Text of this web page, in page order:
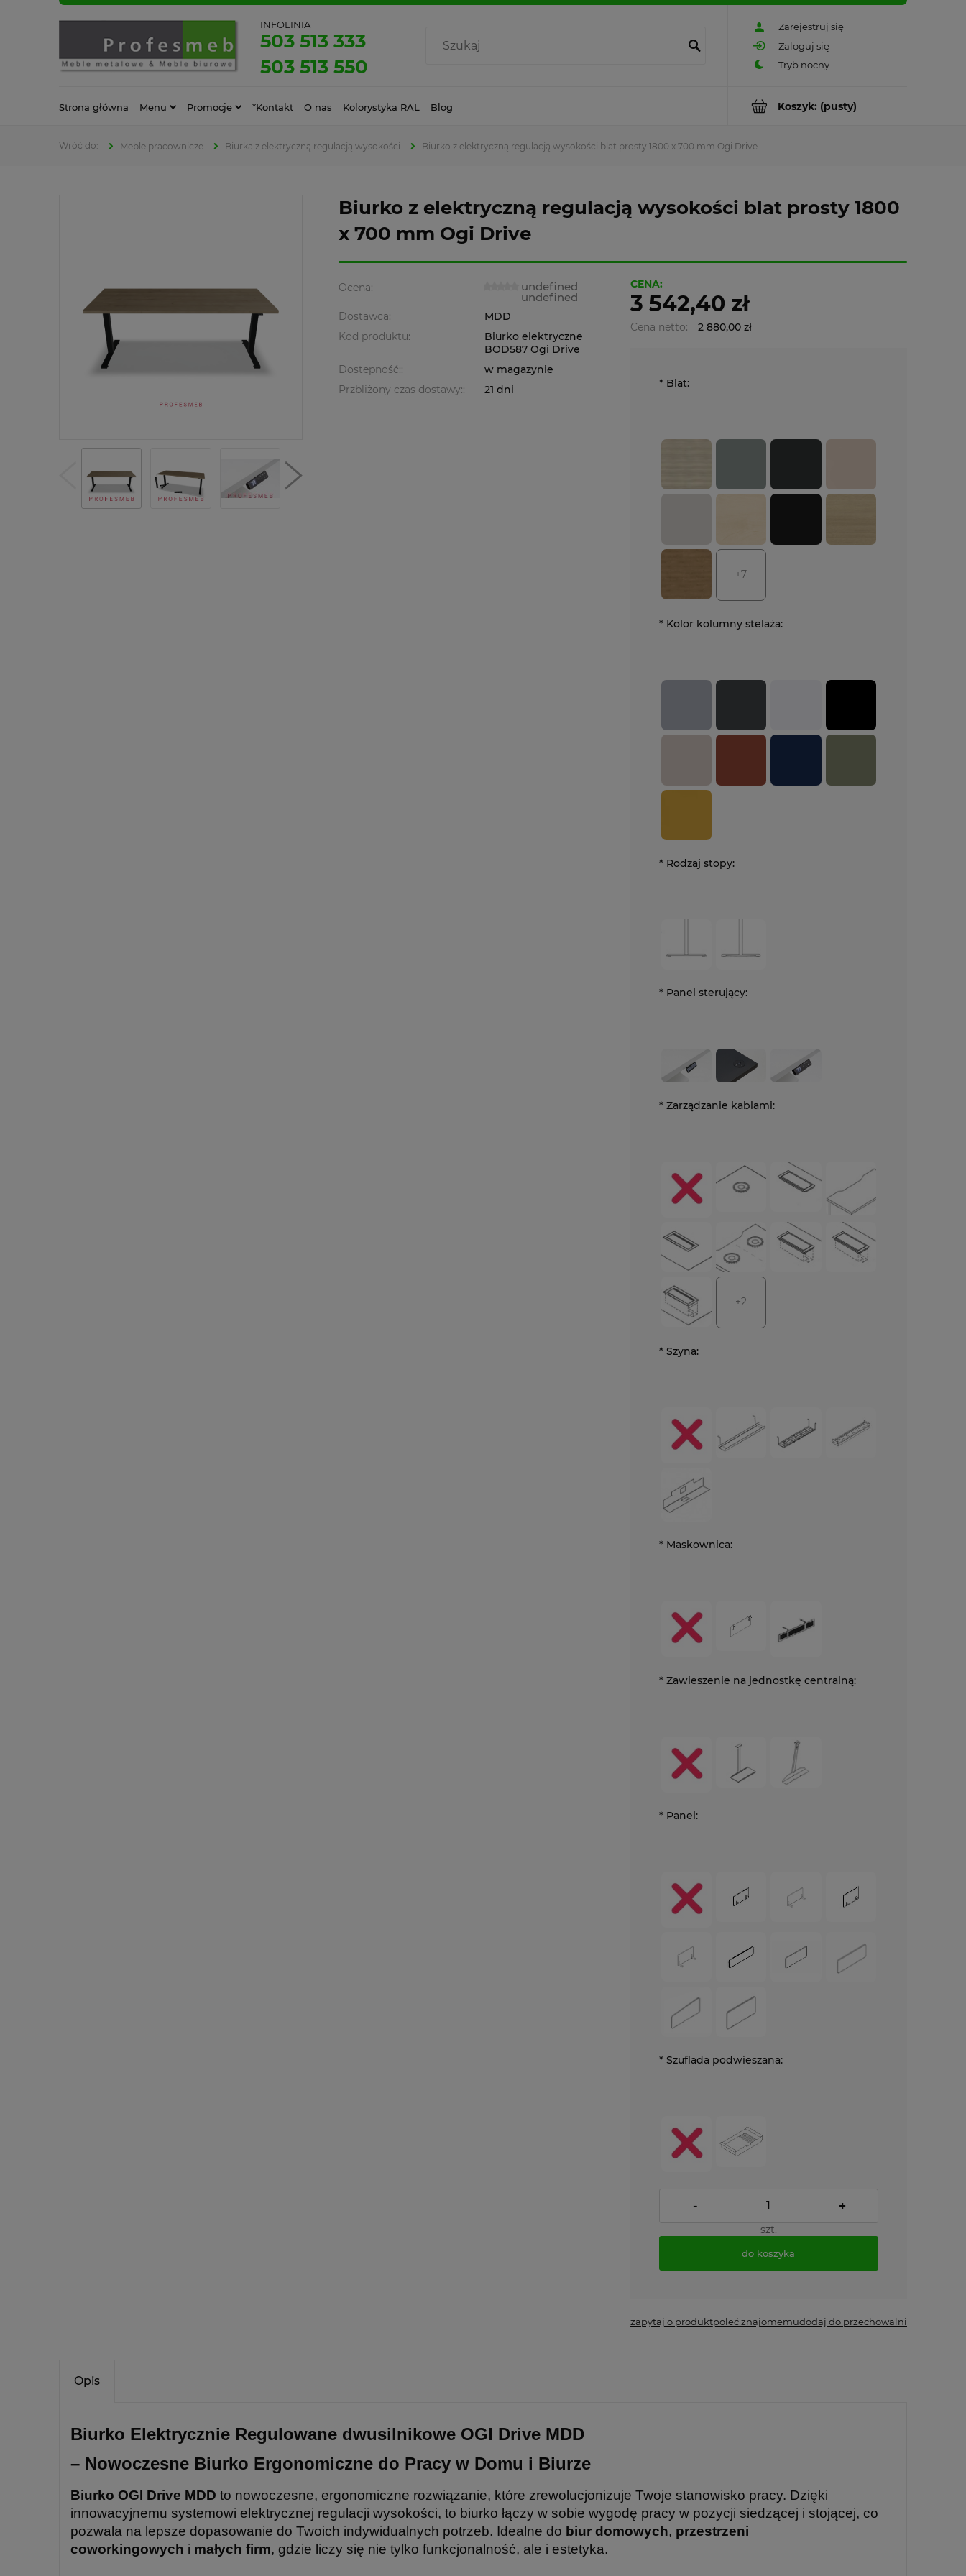
Zarejestruj się
Zaloguj się
INFOLINIA
503 513 333
503 513 550
Koszyk: (pusty)
Strona główna Menu Promocje *Kontakt O nas Kolorystyka RAL Blog
Meble pracownicze Biurka z elektryczną regulacją wysokości Biurko z elektryczną regulacją wysokości blat prosty 1800 x 700 mm Ogi Drive
Biurko z elektryczną regulacją wysokości blat prosty 1800
x 700 mm Ogi Drive
Ocena: undefined
undefined
Dostawca:
MDD
Kod produktu:
Biurko elektryczne
BOD587 Ogi Drive
Dostepność::
w magazynie
Przbliżony czas dostawy::
21 dni
CENA:
3 542,40 zł
Cena netto: 2 880,00 zł
* Blat:
+7
* Kolor kolumny stelaża:
* Rodzaj stopy:
* Panel sterujący:
* Zarządzanie kablami:
+2
* Szyna:
* Maskownica:
* Zawieszenie na jednostkę centralną:
* Panel:
* Szuflada podwieszana:
- +
szt.
do koszyka
zapytaj o produktpoleć znajomemudodaj do przechowalni
Opis
Biurko Elektrycznie Regulowane dwusilnikowe OGI Drive MDD
– Nowoczesne Biurko Ergonomiczne do Pracy w Domu i Biurze
Biurko OGI Drive MDD to nowoczesne, ergonomiczne rozwiązanie, które zrewolucjonizuje Twoje stanowisko pracy. Dzięki
innowacyjnemu systemowi elektrycznej regulacji wysokości, to biurko łączy w sobie wygodę pracy w pozycji siedzącej i stojącej, co
pozwala na lepsze dopasowanie do Twoich indywidualnych potrzeb. Idealne do biur domowych, przestrzeni
coworkingowych i małych firm, gdzie liczy się nie tylko funkcjonalność, ale i estetyka.